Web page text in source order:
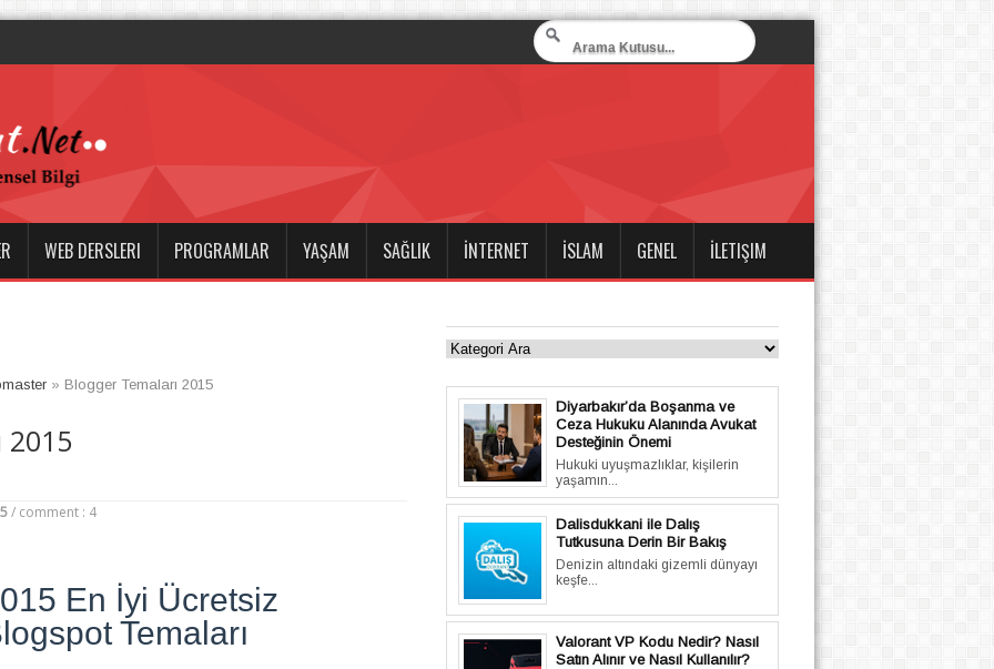
WEB DERSLERI PROGRAMLAR YAŞAM SAĞLIK İNTERNET İSLAM GENEL İLETIŞIM
» Blogger Temaları 2015
2015
/ comment : 4
En İyi Ücretsiz
Temaları
Diyarbakır’da Boşanma ve
Ceza Hukuku Alanında Avukat
Desteğinin Önemi
Hukuki uyuşmazlıklar, kişilerin
yaşamın...
Dalisdukkani ile Dalış
Tutkusuna Derin Bir Bakış
Denizin altındaki gizemli dünyayı
keşfe...
Valorant VP Kodu Nedir? Nasıl
Satın Alınır ve Nasıl Kullanılır?